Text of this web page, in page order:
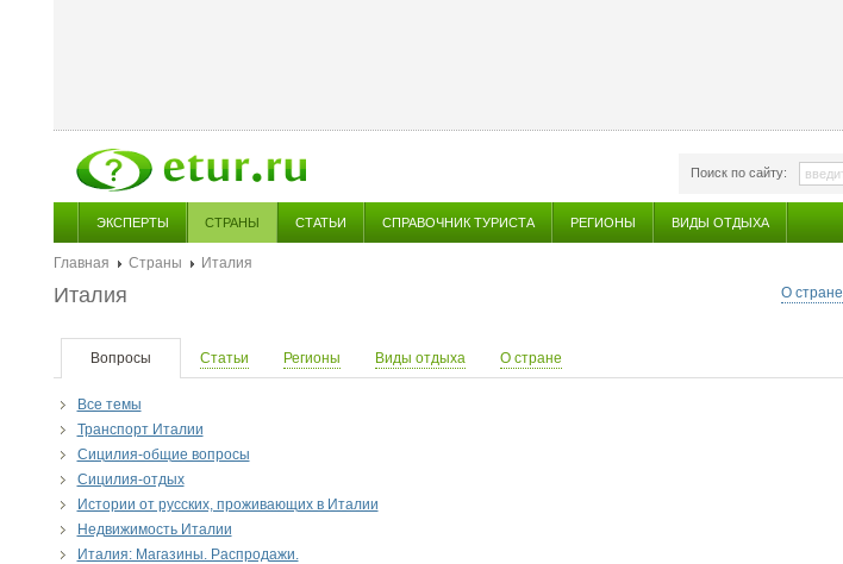
Поиск по сайту:
ЭКСПЕРТЫ СТРАНЫ СТАТЬИ СПРАВОЧНИК ТУРИСТА РЕГИОНЫ ВИДЫ ОТДЫХА
Главная Страны
Италия
О стране
Италия
Вопросы Статьи Регионы Виды отдыха О стране
Все темы
Транспорт Италии
Сицилия-общие вопросы
Сицилия-отдых
Истории от русских, проживающих в Италии
Недвижимость Италии
Италия: Магазины. Распродажи.